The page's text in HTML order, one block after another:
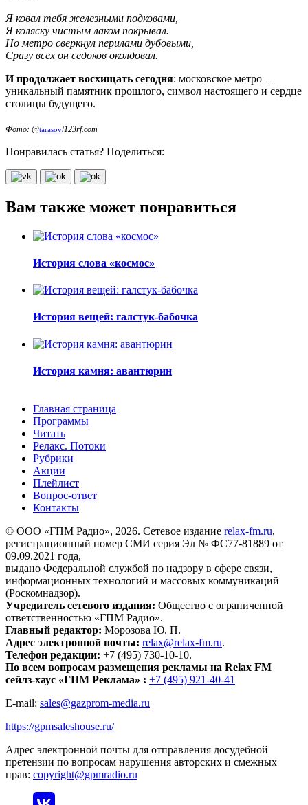
Я ковал тебя железными подковами,
Я коляску чистым лаком покрывал.
Но метро сверкнул перилами дубовыми,
Сразу всех он седоков околдовал.
И продолжает восхищать сегодня: московское метро –
уникальный памятник прошлого, символ настоящего и сердце
столицы будущего.
Фото: @tarasov/123rf.com
Понравилась статья? Поделиться:
Вам также может понравиться
История слова «космос»
История вещей: галстук-бабочка
История камня: авантюрин
Главная страница
Программы
Читать
Релакс. Потоки
Рубрики
Акции
Плейлист
Вопрос-ответ
Контакты
© ООО «ГПМ Радио», 2026. Сетевое издание relax-fm.ru,
регистрационный номер СМИ серия Эл № ФС77-81889 от
09.09.2021 года,
выдано Федеральной службой по надзору в сфере связи,
информационных технологий и массовых коммуникаций
(Роскомнадзор).
Учредитель сетевого издания: Общество с ограниченной
ответственностью «ГПМ Радио».
Главный редактор: Морозова Ю. П.
Адрес электронной почты: relax@relax-fm.ru.
Телефон редакции: +7 (495) 730-10-10.
По всем вопросам размещения рекламы на Relax FM
сейлз-хаус «ГПМ Реклама» : +7 (495) 921-40-41
E-mail: sales@gazprom-media.ru
https://gpmsaleshouse.ru/
Адрес электронной почты для отправления досудебной
претензии по вопросам нарушения авторских и смежных
прав: copyright@gpmradio.ru